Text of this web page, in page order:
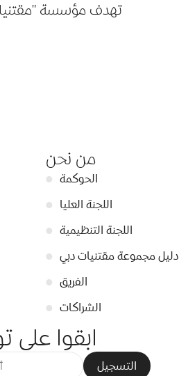
تهدف مؤسسة "مقتنيات
من نحن
● الحوكمة
● اللجنة العليا
● اللجنة التنظيمية
● دليل مجموعة مقتنيات دبي
● الفريق
● الشراكات
ابقوا على
التسجيل